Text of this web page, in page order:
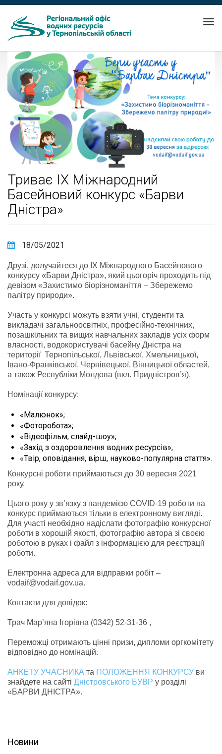
Триває IX Міжнародний
Басейновий конкурс «Барви
Дністра»
18/05/2021
Друзі, долучайтеся до IX Міжнародного Басейнового
конкурсу «Барви Дністра», який цьогоріч проходить під
девізом «Захистимо біорізноманіття – Збережемо
палітру природи».
Участь у конкурсі можуть взяти учні, студенти та
викладачі загальноосвітніх, професійно-технічних,
позашкільних та вищих навчальних закладів усіх форм
власності, водокористувачі басейну Дністра на
території Тернопільської, Львівської, Хмельницької,
Івано-Франківської, Чернівецької, Вінницької областей,
а також Республіки Молдова (вкл. Придністров’я).
Номінації конкурсу:
«Малюнок»;
«Фоторобота»;
«Відеофільм, слайд-шоу»;
«Захід з оздоровлення водних ресурсів»;
«Твір, оповідання, вірш, науково-популярна стаття».
Конкурсні роботи приймаються до 30 вересня 2021
року.
Цього року у зв’язку з пандемією COVID-19 роботи на
конкурс приймаються тільки в електронному вигляді.
Для участі необхідно надіслати фотографію конкурсної
роботи в хорошій якості, фотографію автора зі своєю
роботою в руках і файл з інформацією для реєстрації
роботи.
Електронна адреса для відправки робіт –
vodaif@vodaif.gov.ua.
Контакти для довідок:
Трач Мар’яна Ігорівна (0342) 52-31-36 ,
Переможці отримають цінні призи, дипломи оргкомітету
відповідно до номінацій.
АНКЕТУ УЧАСНИКА та ПОЛОЖЕННЯ КОНКУРСУ ви
знайдете на сайті Дністровського БУВР у розділі
«БАРВИ ДНІСТРА».
Новини